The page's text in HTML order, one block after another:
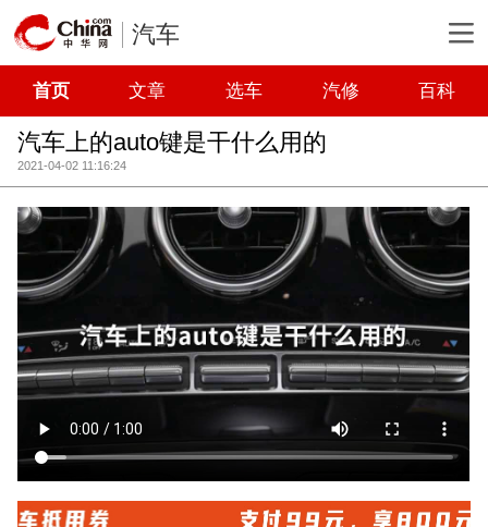
汽车
首页 文章 选车 汽修 百科
汽车上的auto键是干什么用的
2021-04-02 11:16:24